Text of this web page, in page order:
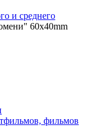
и среднего
60x40mm
фильмов